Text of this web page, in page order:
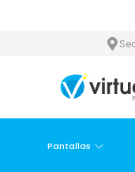
Pantallas